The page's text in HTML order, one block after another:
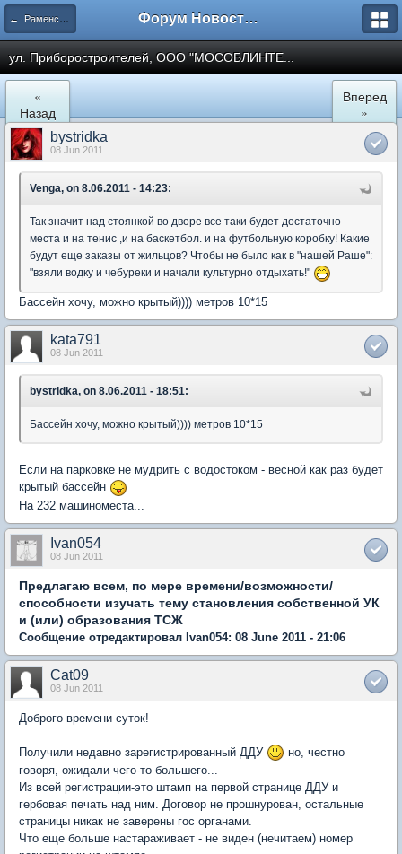
← Раменское Форум Новостройки
ул. Приборостроителей, ООО "МОСОБЛИНТЕ...
«
Назад
Вперед
»
bystridka
08 Jun 2011
Venga, on 8.06.2011 - 14:23:
Так значит над стоянкой во дворе все таки будет достаточно
места и на тенис ,и на баскетбол. и на футбольную коробку! Какие
будут еще заказы от жильцов? Чтобы не было как в "нашей Раше":
"взяли водку и чебуреки и начали культурно отдыхать!"
Бассейн хочу, можно крытый)))) метров 10*15
kata791
08 Jun 2011
bystridka, on 8.06.2011 - 18:51:
Бассейн хочу, можно крытый)))) метров 10*15
Если на парковке не мудрить с водостоком - весной как раз будет
крытый бассейн
На 232 машиноместа...
Ivan054
08 Jun 2011
Предлагаю всем, по мере времени/возможности/
способности изучать тему становления собственной УК
и (или) образования ТСЖ
Сообщение отредактировал Ivan054: 08 June 2011 - 21:06
Cat09
08 Jun 2011
Доброго времени суток!
Получили недавно зарегистрированный ДДУ
но, честно
говоря, ожидали чего-то большего...
Из всей регистрации-это штамп на первой странице ДДУ и
гербовая печать над ним. Договор не прошнурован, остальные
страницы никак не заверены гос органами.
Что еще больше настараживает - не виден (нечитаем) номер